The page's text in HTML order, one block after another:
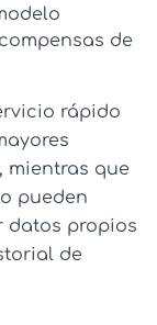
de
rápido
mientras que
pueden
datos propios
de